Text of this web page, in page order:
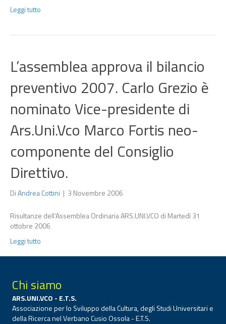
Leggi tutto
L’assemblea approva il bilancio
preventivo 2007. Carlo Grezio è
nominato Vice-presidente di
Ars.Uni.Vco Marco Fortis neo-
componente del Consiglio
Direttivo.
DiAndrea Cottini | 3 Novembre 2006
Risultanze dell’Assemblea Ordinaria ARS.UNI.VCO di Martedì 31
ottobre 2006
Leggi tutto
Chi siamo
ARS.UNI.VCO - E.T.S.
Associazione per lo Sviluppo della Cultura, degli Studi Universitari e
della Ricerca nel Verbano Cusio Ossola - E.T.S.